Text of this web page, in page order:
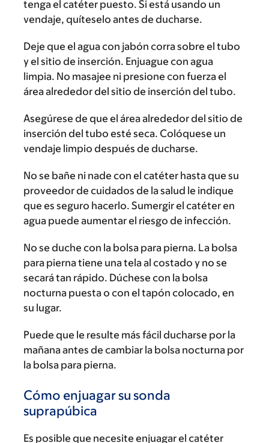
tenga el catéter puesto. Si está usando un
vendaje, quíteselo antes de ducharse.
Deje que el agua con jabón corra sobre el tubo
y el sitio de inserción. Enjuague con agua
limpia. No masajee ni presione con fuerza el
área alrededor del sitio de inserción del tubo.
Asegúrese de que el área alrededor del sitio de
inserción del tubo esté seca. Colóquese un
vendaje limpio después de ducharse.
No se bañe ni nade con el catéter hasta que su
proveedor de cuidados de la salud le indique
que es seguro hacerlo. Sumergir el catéter en
agua puede aumentar el riesgo de infección.
No se duche con la bolsa para pierna. La bolsa
para pierna tiene una tela al costado y no se
secará tan rápido. Dúchese con la bolsa
nocturna puesta o con el tapón colocado, en
su lugar.
Puede que le resulte más fácil ducharse por la
mañana antes de cambiar la bolsa nocturna por
la bolsa para pierna.
Cómo enjuagar su sonda
suprapúbica
Es posible que necesite enjuagar el catéter